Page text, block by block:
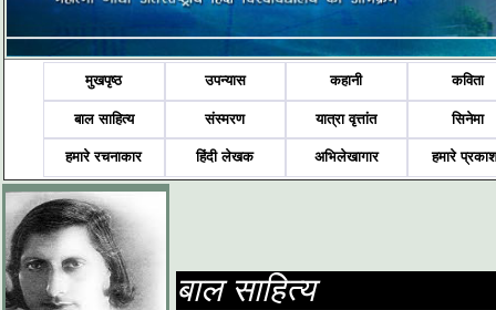
मुखपृष्ठ उपन्यास कहानी कविता
बाल साहित्य संस्मरण यात्रा वृत्तांत सिनेमा
हमारे रचनाकार हिंदी लेखक अभिलेखागार हमारे
बाल साहित्य